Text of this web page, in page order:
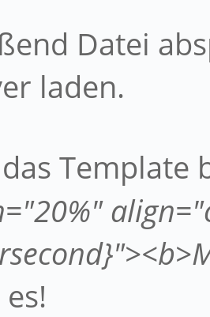
Datei
laden.
Template